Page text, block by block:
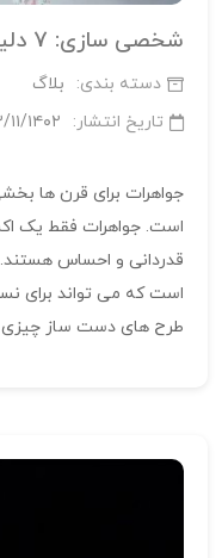
دسته بندی:
بلاگ
تاریخ انتشار:
۰۳/۱۱/
جواهرات برای قرن ها
است. جواهرات فقط یک
قدردانی و احساس
است که می تواند برای
طرح های دست ساز چیزی